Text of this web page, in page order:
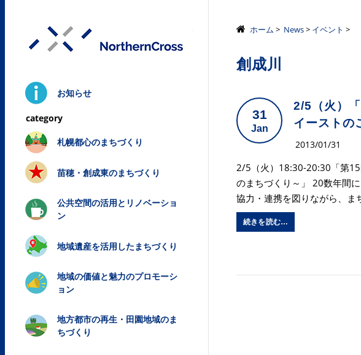
株式会社ノーザンクロス
お知らせ
札幌都心のまちづくり
苗穂・創成東のまちづくり
公共空間の活用とリノベーショ
ン
地域遺産を活用したまちづくり
地域の価値と魅力のプロモーシ
ョン
地方都市の再生・田園地域のま
ちづくり
ホーム > News> イベント >
創成川
31
Jan
2/5（火）
イーストの
2013/01/31
2/5（火）18:30-20:30「第15
のまちづくり～」 20数年間
協力・連携を図りながら、
続きを読む…